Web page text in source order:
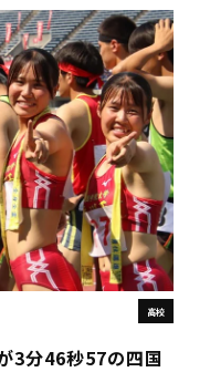
高校
3分46秒57の四国